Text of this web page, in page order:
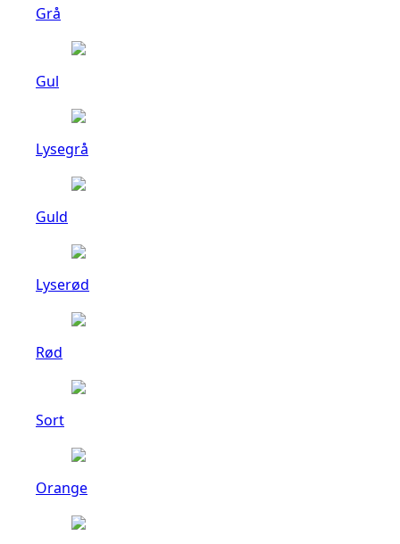
Grå
Gul
Lysegrå
Guld
Lyserød
Rød
Sort
Orange